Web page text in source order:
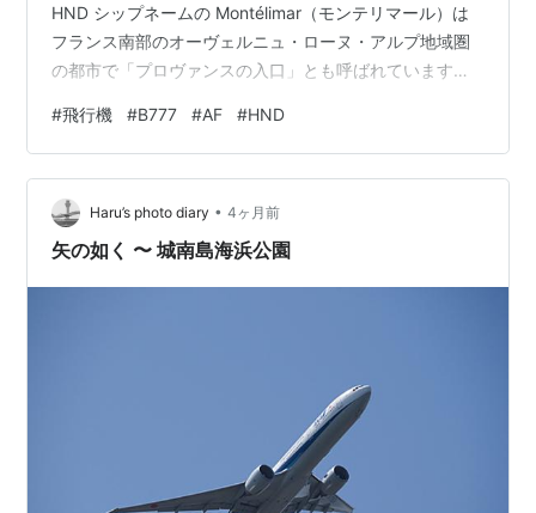
HND シップネームの Montélimar（モンテリマール）は
フランス南部のオーヴェルニュ・ローヌ・アルプ地域圏
の都市で「プロヴァンスの入口」とも呼ばれています。
りを入れて旋回していきます。 Air France B777-328ER
F-GSQU "Montélimar" HND ランキング参加中飛行機
#飛行機 #B777 #AF #HND
Haru’s photo diary • 4ヶ月前
矢の如く 〜 城南島海浜公園